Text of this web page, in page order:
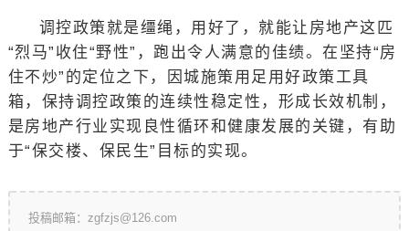
调控政策就是缰绳，用好了，就能让房地产这匹
“烈马”收住“野性”，跑出令人满意的佳绩。在坚持“房
住不炒”的定位之下，因城施策用足用好政策工具
箱，保持调控政策的连续性稳定性，形成长效机制，
是房地产行业实现良性循环和健康发展的关键，有助
于“保交楼、保民生”目标的实现。
投稿邮箱：zgfzjs@126.com